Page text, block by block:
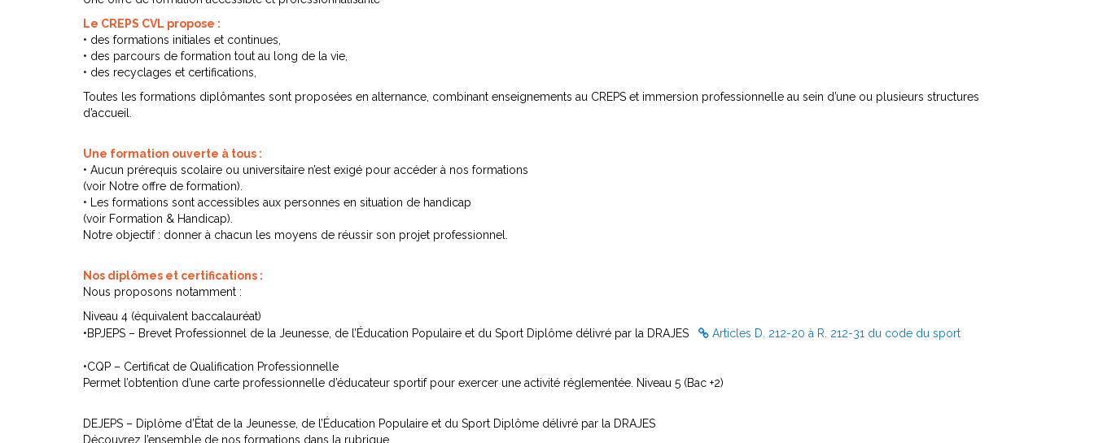
Le CREPS CVL propose :
• des formations initiales et continues,
• des parcours de formation tout au long de la vie,
• des recyclages et certifications,
Toutes les formations diplômantes sont proposées en alternance, combinant enseignements au CREPS et immersion professionnelle au sein d’une ou plusieurs structures
d’accueil.
Une formation ouverte à tous :
• Aucun prérequis scolaire ou universitaire n’est exigé pour accéder à nos formations
(voir Notre offre de formation).
• Les formations sont accessibles aux personnes en situation de handicap
(voir Formation & Handicap).
Notre objectif : donner à chacun les moyens de réussir son projet professionnel.
Nos diplômes et certifications :
Nous proposons notamment :
Niveau 4 (équivalent baccalauréat)
•BPJEPS – Brevet Professionnel de la Jeunesse, de l’Éducation Populaire et du Sport Diplôme délivré par la DRAJES
Articles D. 212-20 à R. 212-31 du code du sport
•CQP – Certificat de Qualification Professionnelle
Permet l’obtention d’une carte professionnelle d’éducateur sportif pour exercer une activité réglementée. Niveau 5 (Bac +2)
DEJEPS – Diplôme d’État de la Jeunesse, de l’Éducation Populaire et du Sport Diplôme délivré par la DRAJES
Découvrez l’ensemble de nos formations dans la rubrique